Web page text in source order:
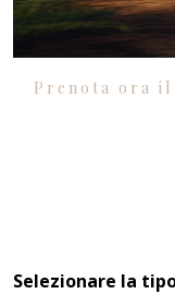
Prenota ora
Selezionare la